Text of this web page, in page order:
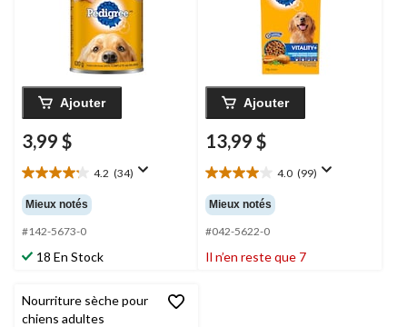
Ajouter
3,99 $
4.2 (34)
4.2
étoile(s)
sur
5.
34
évaluations
Mieux notés
#142-5673-0
18 En Stock
Ajouter
13,99 $
4.0 (99)
4.0
étoile(s)
sur
5.
99
évaluations
Mieux notés
#042-5622-0
Il n’en reste que 7
Nourriture sèche pour
chiens adultes